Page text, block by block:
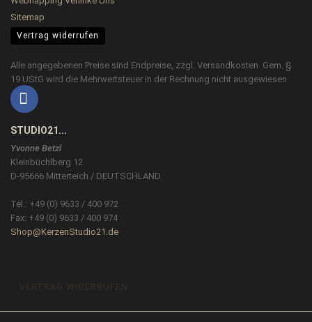
Sitemap
Vertrag widerrufen
Alle angegebenen Preise sind Endpreise, zzgl. Versandkosten Gem. §
19 UStG wird die Mehrwertsteuer in der Rechnung nicht ausgewiesen.
STUDIO21...
Yvonne Betzl
Kleinbüchlberg 12
D-95666 Mitterteich / DEUTSCHLAND
Tel.: +49 (0) 9633 / 400 972
Fax: +49 (0) 9633 / 400 974
Shop@KerzenStudio21.de
VERTRAG WIDERRUFEN